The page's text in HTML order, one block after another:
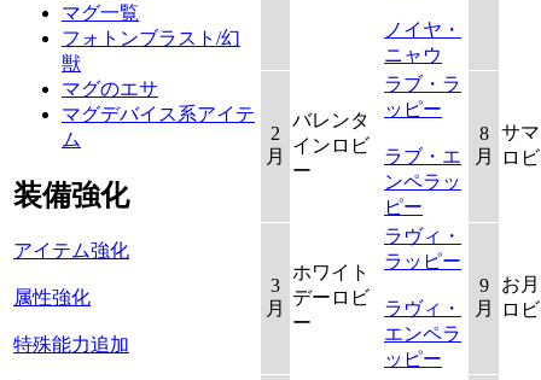
マグ一覧
フォトンブラスト/幻
獣
マグのエサ
マグデバイス系アイテ
ム
装備強化
アイテム強化
属性強化
特殊能力追加
ノイヤ・
ニャウ
2
月
バレンタ
インロビ
ー
ラブ・ラ
ッピー
ラブ・エ
ンペラッ
ピー
8
月
サ
ロ
3
月
ホワイト
デーロビ
ー
ラヴィ・
ラッピー
ラヴィ・
エンペラ
ッピー
9
月
お
ロ